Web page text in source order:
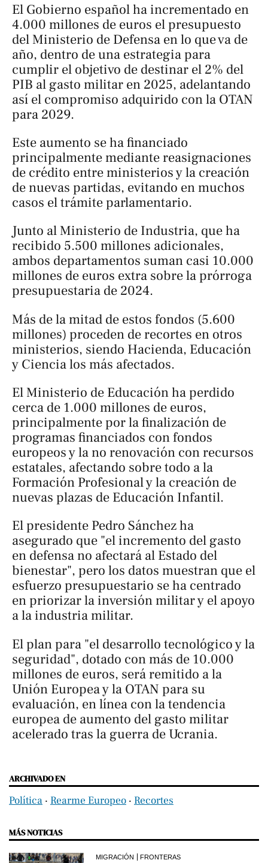
El Gobierno español ha incrementado en
4.000 millones de euros el presupuesto
del Ministerio de Defensa en lo que va de
año, dentro de una estrategia para
cumplir el objetivo de destinar el 2% del
PIB al gasto militar en 2025, adelantando
así el compromiso adquirido con la OTAN
para 2029.
Este aumento se ha financiado
principalmente mediante reasignaciones
de crédito entre ministerios y la creación
de nuevas partidas, evitando en muchos
casos el trámite parlamentario.
Junto al Ministerio de Industria, que ha
recibido 5.500 millones adicionales,
ambos departamentos suman casi 10.000
millones de euros extra sobre la prórroga
presupuestaria de 2024.
Más de la mitad de estos fondos (5.600
millones) proceden de recortes en otros
ministerios, siendo Hacienda, Educación
y Ciencia los más afectados.
El Ministerio de Educación ha perdido
cerca de 1.000 millones de euros,
principalmente por la finalización de
programas financiados con fondos
europeos y la no renovación con recursos
estatales, afectando sobre todo a la
Formación Profesional y la creación de
nuevas plazas de Educación Infantil.
El presidente Pedro Sánchez ha
asegurado que "el incremento del gasto
en defensa no afectará al Estado del
bienestar", pero los datos muestran que el
esfuerzo presupuestario se ha centrado
en priorizar la inversión militar y el apoyo
a la industria militar.
El plan para "el desarrollo tecnológico y la
seguridad", dotado con más de 10.000
millones de euros, será remitido a la
Unión Europea y la OTAN para su
evaluación, en línea con la tendencia
europea de aumento del gasto militar
acelerado tras la guerra de Ucrania.
ARCHIVADO EN
Política ‧ Rearme Europeo ‧ Recortes
MÁS NOTICIAS
MIGRACIÓN FRONTERAS